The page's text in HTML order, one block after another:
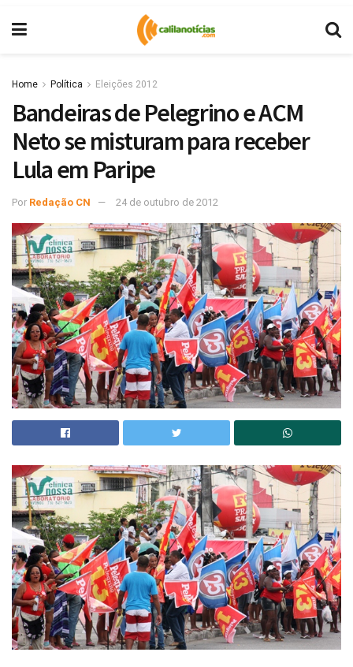
Home Política Eleições 2012
Bandeiras de Pelegrino e ACM
Neto se misturam para receber
Lula em Paripe
Por Redação CN 24 de outubro de 2012